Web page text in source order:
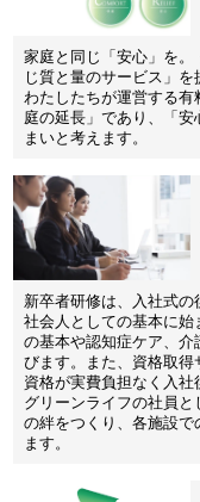
家庭と同じ「安心」を
じ質と量のサービス」を
わたしたちが運営する
庭の延長」であり、「
まいと考えます。
新卒者研修は、入社式の
社会人としての基本に
の基本や認知症ケア、
びます。また、資格取
資格が実費負担なく入社
グリーンライフの社員
の絆をつくり、各施設で
ます。